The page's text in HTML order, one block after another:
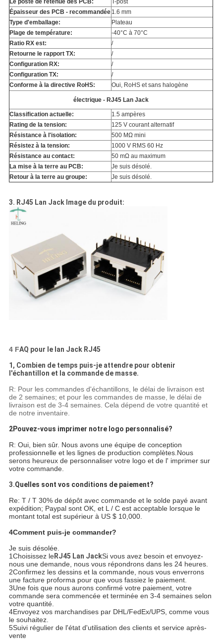
Le poste de retenue des PCB:
T-post
Épaisseur des PCB - recommandée 1.6 mm
Type d'emballage:
Plateau
Plage de température:
-40°C à 70°C
Ratio RX est:
/
Retourne le rapport TX:
/
Configuration RX:
/
Configuration TX:
/
Conforme à la directive RoHS:
Oui, RoHS et sans halogène
électrique - RJ45 Lan Jack
Classification actuelle:
1.5 ampères
Rating de la tension:
125 V courant alternatif
Résistance à l'isolation:
500 MΩ mini
Résistez à la tension:
1000 V RMS 60 Hz
Résistance au contact:
50 mΩ au maximum
La mise à la terre au PCB:
Je suis désolé.
Retour à la terre au groupe:
Je suis désolé.
3. RJ45 Lan Jack Image du produit:
4 FAQ pour le lan Jack RJ45
1, Combien de temps puis-je attendre pour obtenir
l'échantillon et la commande de masse.
R: Pour les commandes d'échantillons, le délai de livraison est
de 2 semaines; et pour les commandes de masse, le délai de
livraison est de 3-4 semaines. Cela dépend de votre quantité et
de notre inventaire.
2Pouvez-vous imprimer notre logo personnalisé?
R: Oui, bien sûr. Nous avons une équipe de conception
professionnelle et les lignes de production complètes.Nous
serons heureux de personnaliser votre logo et de l' imprimer sur
votre commande.
3.Quelles sont vos conditions de paiement?
Re: T / T 30% de dépôt avec commande et le solde payé avant
expédition; Paypal sont OK, et L / C est acceptable lorsque le
montant total est supérieur à US $ 10,000.
4Comment puis-je commander?
Je suis désolée.
1Choisissez leRJ45 Lan JackSi vous avez besoin et envoyez-
nous une demande, nous vous répondrons dans les 24 heures.
2Confirmez les dessins et la commande, nous vous enverrons
une facture proforma pour que vous fassiez le paiement.
3Une fois que nous aurons confirmé votre paiement, votre
commande sera commencée et terminée en 3-4 semaines selon
votre quantité.
4Envoyez vos marchandises par DHL/FedEx/UPS, comme vous
le souhaitez.
5Suivi régulier de l'état d'utilisation des clients et service après-
vente